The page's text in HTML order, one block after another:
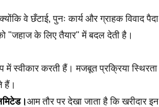
वे छँटाई, पुनः कार्य और ग्राहक विवाद
"जहाज के लिए तैयार" में बदल देती है।
में स्वीकार करती हैं। मजबूत प्रक्रिया
हैं।
आम तौर पर देखा जाता है कि खरीदार